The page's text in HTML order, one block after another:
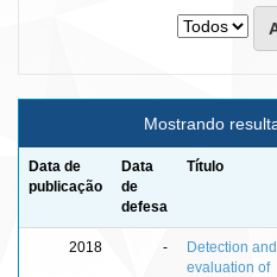
Mostrando
Data de
publicação
Data
de
defesa
Título
2018 -
Detection and
evaluation of